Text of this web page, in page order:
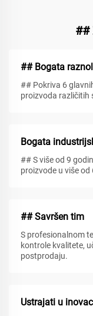
##
## Bogata
## Pokriva 6
proizvoda različitih
Bogata
## S više od 9
proizvode u više od
## Savršen tim
S profesionalnom
kontrole kvalitete,
postprodaju.
Ustrajati u